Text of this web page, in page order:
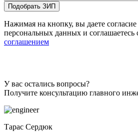
Url страницы
Website
URL
Подобрать ЗИП
Нажимая на кнопку, вы даете
персональных данных и соглашаетесь
соглашением
У вас остались вопросы?
Получите консультацию главного
Тарас Сердюк